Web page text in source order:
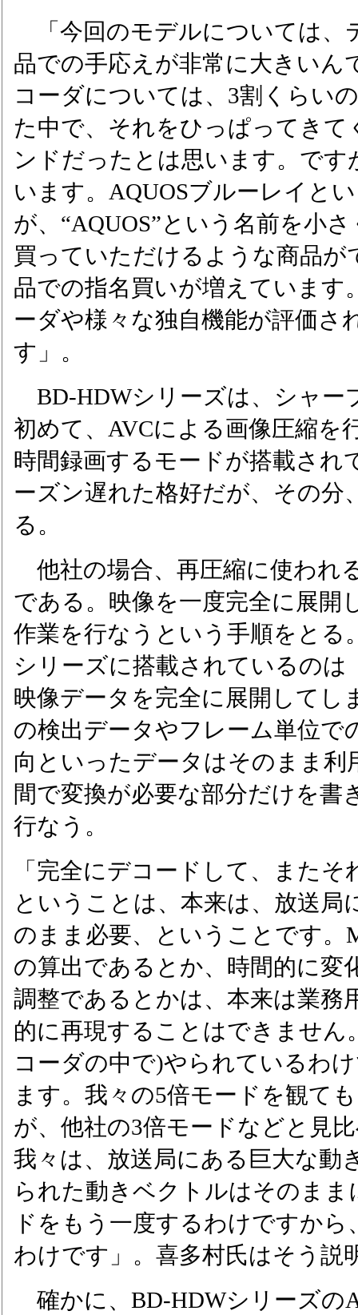
「今回のモデルについては、
品での手応えが非常に大きいん
コーダについては、3割くらい
た中で、それをひっぱってきて
ンドだったとは思います。です
います。AQUOSブルーレイと
が、“AQUOS”という名前を小
買っていただけるような商品が
品での指名買いが増えています
ーダや様々な独自機能が評価さ
す」。
BD-HDWシリーズは、シャー
初めて、AVCによる画像圧縮を
時間録画するモードが搭載され
ーズン遅れた格好だが、その分
る。
他社の場合、再圧縮に使われ
である。映像を一度完全に展開
作業を行なうという手順をとる
シリーズに搭載されているのは
映像データを完全に展開してし
の検出データやフレーム単位で
向といったデータはそのまま利
間で変換が必要な部分だけを書
行なう。
「完全にデコードして、また
ということは、本来は、放送局
のまま必要、ということです。
の算出であるとか、時間的に変
調整であるとかは、本来は業務
的に再現することはできません
コーダの中で)やられているわ
ます。我々の5倍モードを観て
が、他社の3倍モードなどと見
我々は、放送局にある巨大な動
られた動きベクトルはそのま
ドをもう一度するわけですか
わけです」。喜多村氏はそう説
確かに、BD-HDWシリーズの